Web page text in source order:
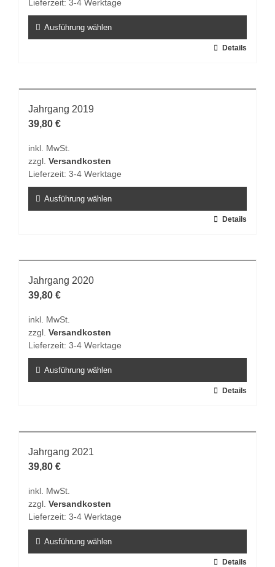
der
Produktseite
Lieferzeit: 3-4 Werktage
Ausführung wählen
mehrere
Varianten
auf.
Optionen
können
der
Produktseite
Details
Jahrgang 2019
39,80 €
inkl. MwSt.
zzgl. Versandkosten
Lieferzeit: 3-4 Werktage
Ausführung wählen
mehrere
Varianten
auf.
Optionen
können
der
Produktseite
Details
Jahrgang 2020
39,80 €
inkl. MwSt.
zzgl. Versandkosten
Lieferzeit: 3-4 Werktage
Ausführung wählen
mehrere
Varianten
auf.
Optionen
können
der
Produktseite
Details
Jahrgang 2021
39,80 €
inkl. MwSt.
zzgl. Versandkosten
Lieferzeit: 3-4 Werktage
Ausführung wählen
Details